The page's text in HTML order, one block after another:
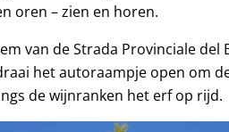
oren – zien en horen.
van de Strada Provinciale
het autoraampje open om
de wijnranken het erf op rijd.